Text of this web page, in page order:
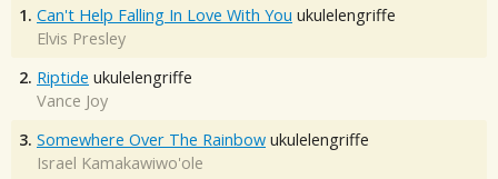
1. Can't Help Falling In Love With You ukulelengriffe
Elvis Presley
2. Riptide ukulelengriffe
Vance Joy
3. Somewhere Over The Rainbow ukulelengriffe
Israel Kamakawiwo'ole